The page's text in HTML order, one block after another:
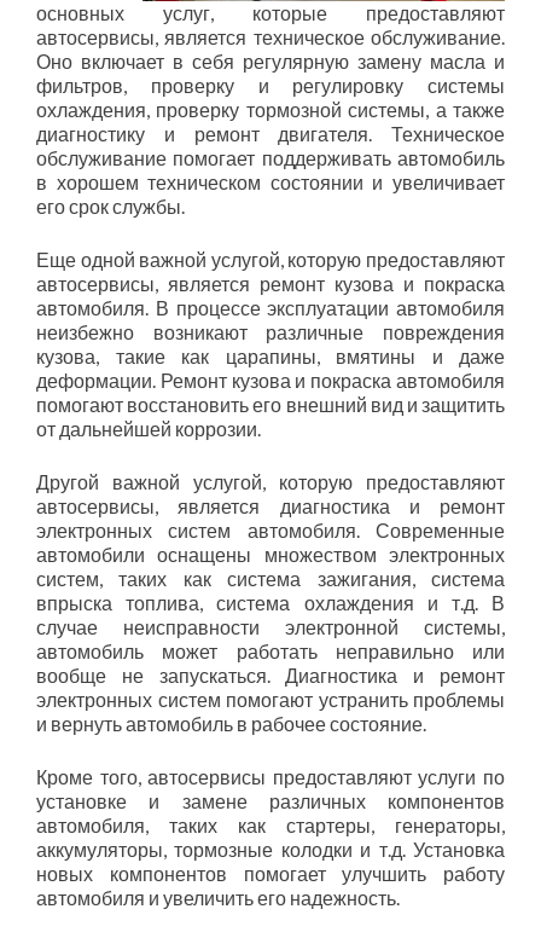
основных услуг, которые предоставляют
автосервисы, является техническое обслуживание.
Оно включает в себя регулярную замену масла и
фильтров, проверку и регулировку системы
охлаждения, проверку тормозной системы, а также
диагностику и ремонт двигателя. Техническое
обслуживание помогает поддерживать автомобиль
в хорошем техническом состоянии и увеличивает
его срок службы.
Еще одной важной услугой, которую предоставляют
автосервисы, является ремонт кузова и покраска
автомобиля. В процессе эксплуатации автомобиля
неизбежно возникают различные повреждения
кузова, такие как царапины, вмятины и даже
деформации. Ремонт кузова и покраска автомобиля
помогают восстановить его внешний вид и защитить
от дальнейшей коррозии.
Другой важной услугой, которую предоставляют
автосервисы, является диагностика и ремонт
электронных систем автомобиля. Современные
автомобили оснащены множеством электронных
систем, таких как система зажигания, система
впрыска топлива, система охлаждения и т.д. В
случае неисправности электронной системы,
автомобиль может работать неправильно или
вообще не запускаться. Диагностика и ремонт
электронных систем помогают устранить проблемы
и вернуть автомобиль в рабочее состояние.
Кроме того, автосервисы предоставляют услуги по
установке и замене различных компонентов
автомобиля, таких как стартеры, генераторы,
аккумуляторы, тормозные колодки и т.д. Установка
новых компонентов помогает улучшить работу
автомобиля и увеличить его надежность.